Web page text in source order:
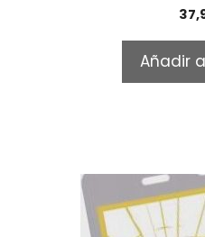
o
f
5
Añadir